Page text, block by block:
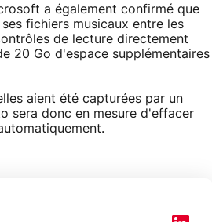
a également confirmé que
fichiers musicaux entre les
de lecture directement
20 Go d'espace supplémentaires
aient été capturées par un
sera donc en mesure d'effacer